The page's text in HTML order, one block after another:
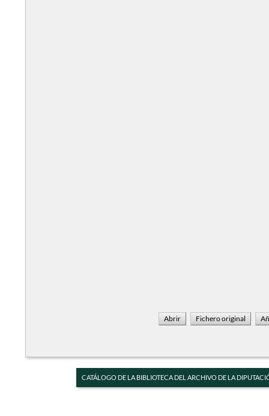
CATÁLOGO DE LA BIBLIOTECA DEL ARCHIVO DE LA